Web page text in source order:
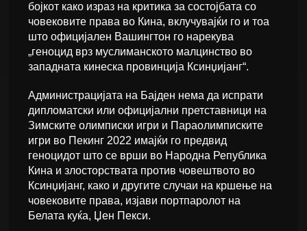
бојкот како израз на критика за состојбата со
човековите права во Кина, вклучувајќи го и тоа
што официјален Вашингтон го нарекува
„геноцид врз муслиманското малцинство во
западната кинеска провинција Ксинџијанг“.
Администрацијата на Бајден нема да испрати
дипломатски или официјални претставници на
Зимските олимписки игри и Параолимписките
игри во Пекинг 2022 имајќи го предвид
геноцидот што се врши во Народна Република
Кина и злосторствата против човештвото во
Ксинџијанг, како и другите случаи на кршење на
човековите права, изјави портпаролот на
Белата куќа, Џен Пекси.